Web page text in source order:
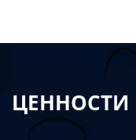
ЦЕННОСТИ